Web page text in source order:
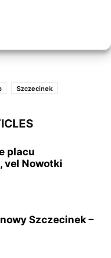
Lions Club – w razie,
wadą wzroku
Szczecinek
placu
vel Nowotki
Szczecinek –